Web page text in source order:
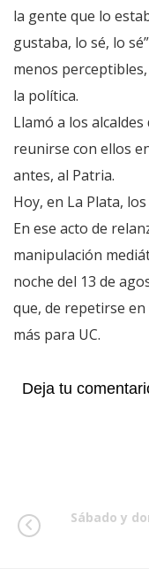
la gente que lo
gustaba, lo sé, lo
menos
la política.
Llamó a los
reunirse con ellos
antes, al Patria.
Hoy, en La Plata,
En ese acto de
manipulación
noche del 13 de
que, de repetirse
más para UC.
Deja tu
Sábado y